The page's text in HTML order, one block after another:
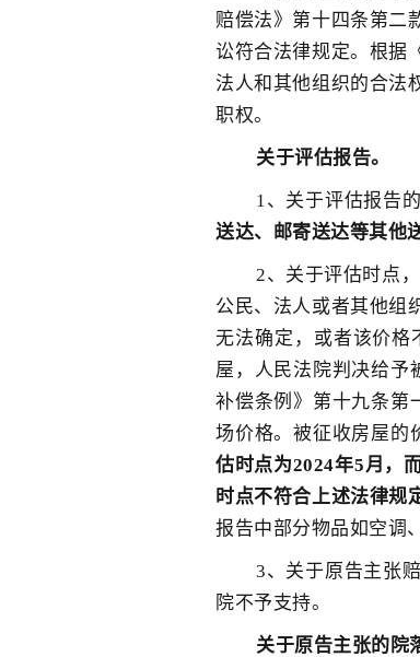
赔偿法》第十四条第二
讼符合法律规定。根据
法人和其他组织的合法
职权。
关于评估报告。
1、关于评估报告
送达、邮寄送达等其他
2、关于评估时点
公民、法人或者其他组
无法确定，或者该价格
屋，人民法院判决给予
补偿条例》第十九条第
场价格。被征收房屋的
估时点为2024年5月，
时点不符合上述法律规
报告中部分物品如空调
3、关于原告主张
院不予支持。
关于原告主张的院